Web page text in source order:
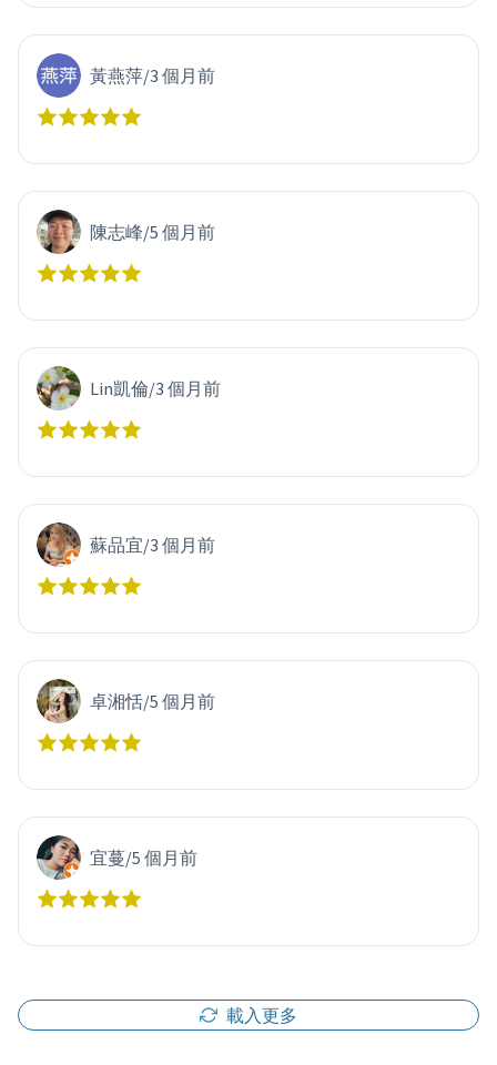
黃燕萍/3 個月前
陳志峰/5 個月前
Lin凱倫/3 個月前
蘇品宜/3 個月前
卓湘恬/5 個月前
宜蔓/5 個月前
載入更多